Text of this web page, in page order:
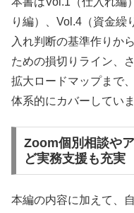
り編）、Vol.4（資金繰
入れ判断の基準作りか
ための損切りライン、
拡大ロードマップまで
体系的にカバーしていま
Zoom個別相談や
ど実務支援も充実
本編の内容に加えて、